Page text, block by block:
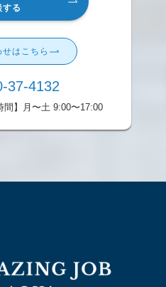
する
はこちら
37-4132
間】月〜土 9:00〜17:00